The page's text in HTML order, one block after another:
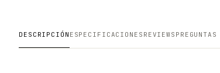
DESCRIPCIÓN ESPECIFICACIONES REVIEWS